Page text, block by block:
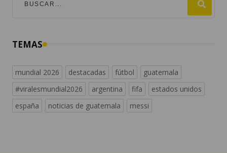
TEMAS
mundial 2026 destacadas fútbol
guatemala
#viralesmundial2026
argentina fifa
estados unidos
españa
noticias de guatemala messi